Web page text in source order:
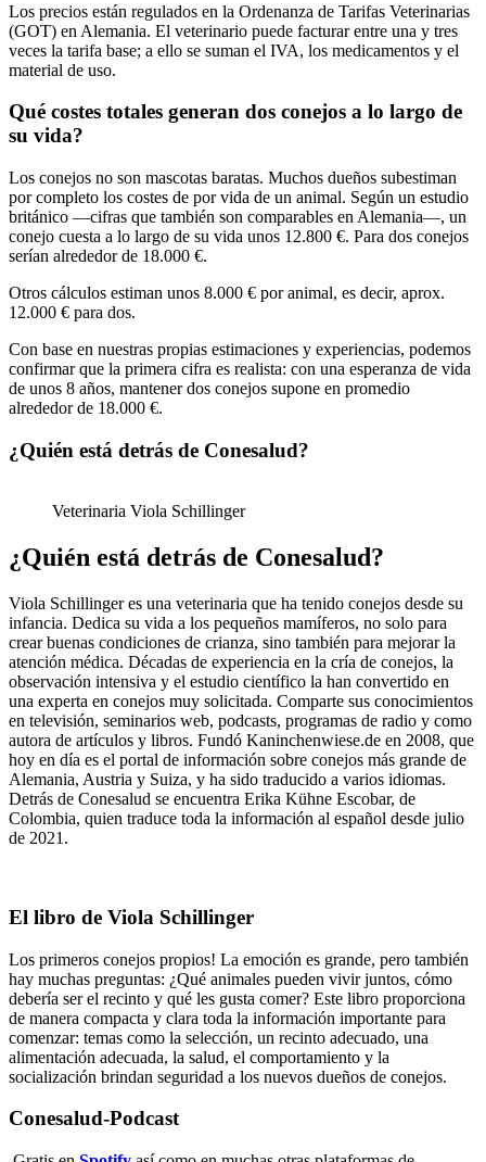
Los precios están regulados en la Ordenanza de Tarifas Veterinarias
(GOT) en Alemania. El veterinario puede facturar entre una y tres
veces la tarifa base; a ello se suman el IVA, los medicamentos y el
material de uso.
Qué costes totales generan dos conejos a lo largo de
su vida?
Los conejos no son mascotas baratas. Muchos dueños subestiman
por completo los costes de por vida de un animal. Según un estudio
británico —cifras que también son comparables en Alemania—, un
conejo cuesta a lo largo de su vida unos 12.800 €. Para dos conejos
serían alrededor de 18.000 €.
Otros cálculos estiman unos 8.000 € por animal, es decir, aprox.
12.000 € para dos.
Con base en nuestras propias estimaciones y experiencias, podemos
confirmar que la primera cifra es realista: con una esperanza de vida
de unos 8 años, mantener dos conejos supone en promedio
alrededor de 18.000 €.
¿Quién está detrás de Conesalud?
Veterinaria Viola Schillinger
¿Quién está detrás de Conesalud?
Viola Schillinger es una veterinaria que ha tenido conejos desde su
infancia. Dedica su vida a los pequeños mamíferos, no solo para
crear buenas condiciones de crianza, sino también para mejorar la
atención médica. Décadas de experiencia en la cría de conejos, la
observación intensiva y el estudio científico la han convertido en
una experta en conejos muy solicitada. Comparte sus conocimientos
en televisión, seminarios web, podcasts, programas de radio y como
autora de artículos y libros. Fundó Kaninchenwiese.de en 2008, que
hoy en día es el portal de información sobre conejos más grande de
Alemania, Austria y Suiza, y ha sido traducido a varios idiomas.
Detrás de Conesalud se encuentra Erika Kühne Escobar, de
Colombia, quien traduce toda la información al español desde julio
de 2021.
El libro de Viola Schillinger
Los primeros conejos propios! La emoción es grande, pero también
hay muchas preguntas: ¿Qué animales pueden vivir juntos, cómo
debería ser el recinto y qué les gusta comer? Este libro proporciona
de manera compacta y clara toda la información importante para
comenzar: temas como la selección, un recinto adecuado, una
alimentación adecuada, la salud, el comportamiento y la
socialización brindan seguridad a los nuevos dueños de conejos.
Conesalud-Podcast